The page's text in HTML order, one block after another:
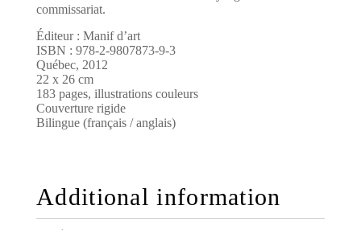
commissariat.
Éditeur : Manif d’art
ISBN : 978-2-9807873-9-3
Québec, 2012
22 x 26 cm
183 pages, illustrations couleurs
Couverture rigide
Bilingue (français / anglais)
Additional information